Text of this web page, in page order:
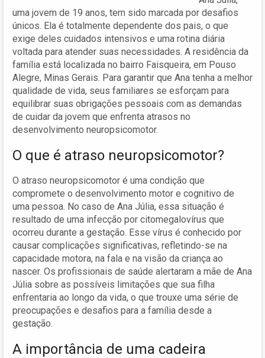
uma jovem de 19 anos, tem sido marcada por desafios
únicos. Ela é totalmente dependente dos pais, o que
exige deles cuidados intensivos e uma rotina diária
voltada para atender suas necessidades. A residência da
família está localizada no bairro Faisqueira, em Pouso
Alegre, Minas Gerais. Para garantir que Ana tenha a melhor
qualidade de vida, seus familiares se esforçam para
equilibrar suas obrigações pessoais com as demandas
de cuidar da jovem que enfrenta atrasos no
desenvolvimento neuropsicomotor.
O que é atraso neuropsicomotor?
O atraso neuropsicomotor é uma condição que
compromete o desenvolvimento motor e cognitivo de
uma pessoa. No caso de Ana Júlia, essa situação é
resultado de uma infecção por citomegalovírus que
ocorreu durante a gestação. Esse vírus é conhecido por
causar complicações significativas, refletindo-se na
capacidade motora, na fala e na visão da criança ao
nascer. Os profissionais de saúde alertaram a mãe de Ana
Júlia sobre as possíveis limitações que sua filha
enfrentaria ao longo da vida, o que trouxe uma série de
preocupações e desafios para a família desde a
gestação.
A importância de uma cadeira